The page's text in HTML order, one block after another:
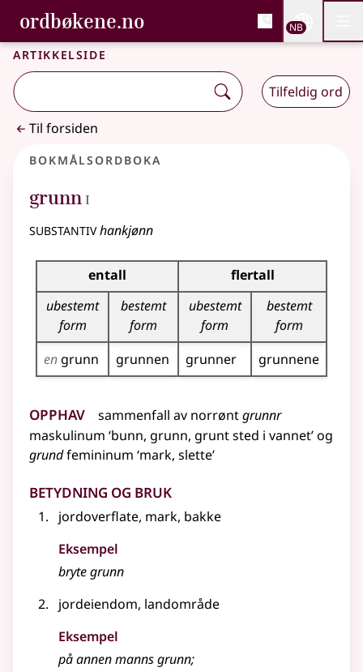
Gå til hovedinnhold
Tilgjengelighet
ordbøkene.no, Bokmålsordboka og
Bokmålsordboka og Nynorskordboka
NB
Artikkelside
Tilfeldig ord
Til forsiden
Bokmålsordboka
grunn 1
I
substantivhankjønn
Bøyingstabell for dette substantivet
entall
flertall
ubestemt
form
bestemt
form
ubestemt
form
bestemt
form
en grunn grunnen grunner grunnene
Opphav sammenfall av norrøntgrunnr
maskulinum ‘bunn, grunn, grunt sted i vannet’ og
grundfemininum ‘mark, slette’
Betydning og bruk
jordoverflate, mark, bakke
Eksempel
bryte grunn
jordeiendom, landområde
Eksempel
på annen mannsgrunn;